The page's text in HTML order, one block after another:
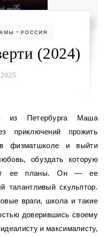
- РОССИЯ
(2024)
приключений прожить
физматшколе и выйти
обуздать которую
ее планы. Он — ее
талантливый скульптор.
враги, школа и такие
доверившись своему
и максималисту,